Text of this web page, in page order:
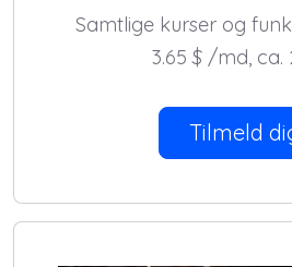
Samtlige kurser og
3.65$ /md, ca.
Tilmeld